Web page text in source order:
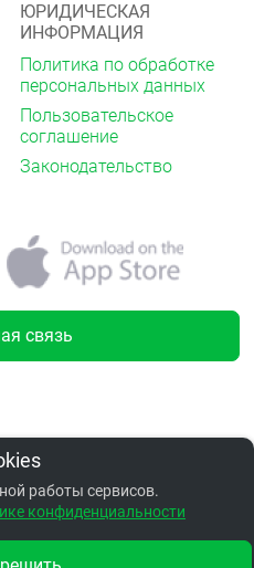
ул. Дианова, 25
ЮРИДИЧЕСКАЯ
ИНФОРМАЦИЯ
Политика по обработке
персональных данных
Пользовательское
соглашение
Законодательство
связь
работы сервисов.
конфиденциальности